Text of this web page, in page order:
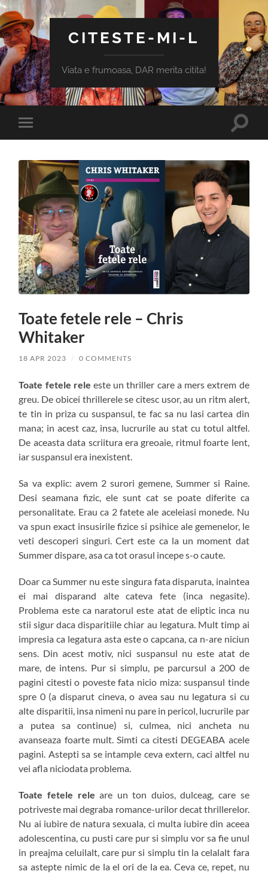
CITESTE-MI-L
Viata e frumoasa, DAR merita citita!
Toggle
mobile
Toggle
Toate fetele rele – Chris
Whitaker
18 APR 2023 / 0 COMMENTS
Toate fetele rele este un thriller care a mers extrem de
greu. De obicei thrillerele se citesc usor, au un ritm alert,
te tin in priza cu suspansul, te fac sa nu lasi cartea din
mana; in acest caz, insa, lucrurile au stat cu totul altfel.
De aceasta data scriitura era greoaie, ritmul foarte lent,
iar suspansul era inexistent.
Sa va explic: avem 2 surori gemene, Summer si Raine.
Desi seamana fizic, ele sunt cat se poate diferite ca
personalitate. Erau ca 2 fatete ale aceleiasi monede. Nu
va spun exact insusirile fizice si psihice ale gemenelor, le
veti descoperi singuri. Cert este ca la un moment dat
Summer dispare, asa ca tot orasul incepe s-o caute.
Doar ca Summer nu este singura fata disparuta, inaintea
ei mai disparand alte cateva fete (inca negasite).
Problema este ca naratorul este atat de eliptic inca nu
stii sigur daca disparitiile chiar au legatura. Mult timp ai
impresia ca legatura asta este o capcana, ca n-are niciun
sens. Din acest motiv, nici suspansul nu este atat de
mare, de intens. Pur si simplu, pe parcursul a 200 de
pagini citesti o poveste fata nicio miza: suspansul tinde
spre 0 (a disparut cineva, o avea sau nu legatura si cu
alte disparitii, insa nimeni nu pare in pericol, lucrurile par
a putea sa continue) si, culmea, nici ancheta nu
avanseaza foarte mult. Simti ca citesti DEGEABA acele
pagini. Astepti sa se intample ceva extern, caci altfel nu
vei afla niciodata problema.
Toate fetele rele are un ton duios, dulceag, care se
potriveste mai degraba romance-urilor decat thrillerelor.
Nu ai iubire de natura sexuala, ci multa iubire din aceea
adolescentina, cu pusti care pur si simplu vor sa fie unul
in preajma celuilalt, care pur si simplu tin la celalalt fara
sa astepte nimic de la el ori de la ea. Ceva ce, repet, nu